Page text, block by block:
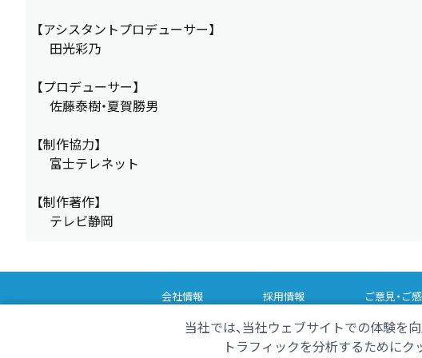
当社では、当社ウェブサイトでの体験を
トラフィックを分析するためにク
【アシスタントプロデューサー】
田光彩乃
【プロデューサー】
佐藤泰樹・夏賀勝男
【制作協力】
富士テレネット
【制作著作】
テレビ静岡
会社情報 採用情報 ご意見・ご
番組情報
ただいま！テレビ くさデカ
おは・スポ！サンデー
チョッと！いいタ